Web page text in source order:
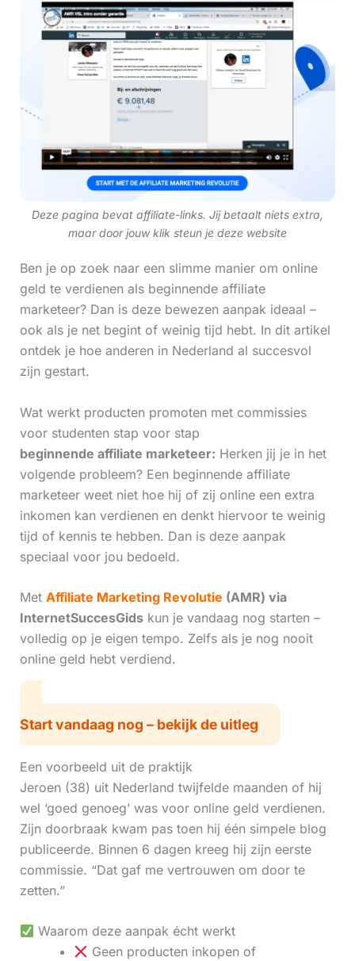
Deze pagina bevat affiliate-links. Jij betaalt niets extra,
maar door jouw klik steun je deze website
Ben je op zoek naar een slimme manier om online
geld te verdienen als beginnende affiliate
marketeer? Dan is deze bewezen aanpak ideaal –
ook als je net begint of weinig tijd hebt. In dit artikel
ontdek je hoe anderen in Nederland al succesvol
zijn gestart.
Wat werkt producten promoten met commissies
voor studenten stap voor stap
beginnende affiliate marketeer: Herken jij je in het
volgende probleem? Een beginnende affiliate
marketeer weet niet hoe hij of zij online een extra
inkomen kan verdienen en denkt hiervoor te weinig
tijd of kennis te hebben. Dan is deze aanpak
speciaal voor jou bedoeld.
Met Affiliate Marketing Revolutie (AMR) via
InternetSuccesGidskun je vandaag nog starten –
volledig op je eigen tempo. Zelfs als je nog nooit
online geld hebt verdiend.
Start vandaag nog – bekijk de uitleg
Een voorbeeld uit de praktijk
Jeroen (38) uit Nederland twijfelde maanden of hij
wel ‘goed genoeg’ was voor online geld verdienen.
Zijn doorbraak kwam pas toen hij één simpele blog
publiceerde. Binnen 6 dagen kreeg hij zijn eerste
commissie. “Dat gaf me vertrouwen om door te
zetten.”
Waarom deze aanpak écht werkt
Geen producten inkopen of